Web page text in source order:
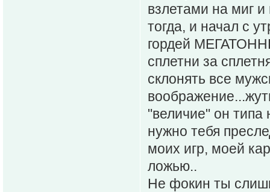
взлетами на миг
тогда, и начал с
гордей
сплетни за
склонять все
"величие" он типа
нужно тебя
моих игр, моей
ложью..
Не фокин ты